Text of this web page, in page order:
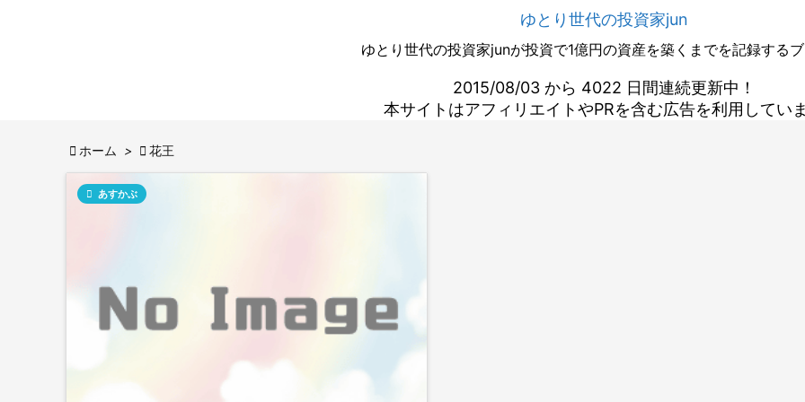
ゆとり世代の投資家jun
ゆとり世代の投資家junが投資で1億円の資産を築くまでを記録するブ
2015/08/03 から 4022 日間連続更新中！
本サイトはアフィリエイトやPRを含む広告を利用してい
 ホーム >  花王
 あすかぶ